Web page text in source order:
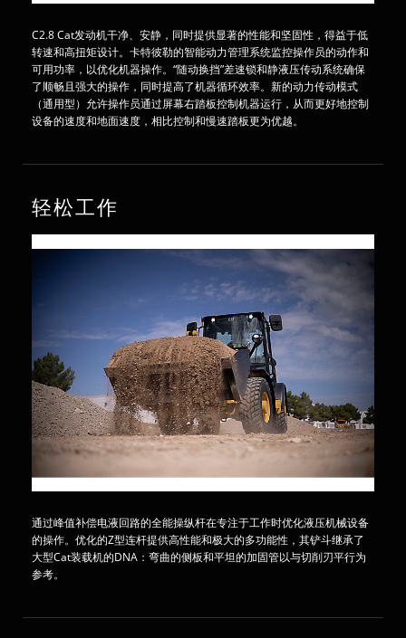
C2.8 Cat发动机干净、安静，同时提供显著的性能和坚固性，得益于低
转速和高扭矩设计。卡特彼勒的智能动力管理系统监控操作员的动作和
可用功率，以优化机器操作。“随动换挡”差速锁和静液压传动系统确保
了顺畅且强大的操作，同时提高了机器循环效率。新的动力传动模式
（通用型）允许操作员通过屏幕右踏板控制机器运行，从而更好地控制
设备的速度和地面速度，相比控制和慢速踏板更为优越。
轻松工作
通过峰值补偿电液回路的全能操纵杆在专注于工作时优化液压机械设备
的操作。优化的Z型连杆提供高性能和极大的多功能性，其铲斗继承了
大型Cat装载机的DNA：弯曲的侧板和平坦的加固管以与切削刃平行为
参考。